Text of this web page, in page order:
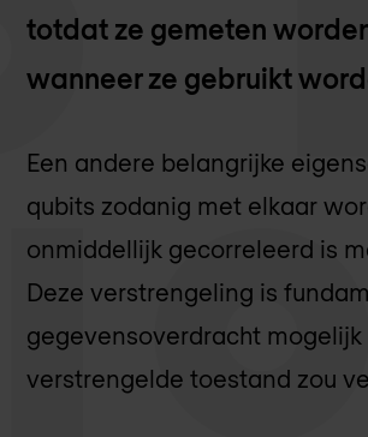
totdat ze gemeten
wanneer ze gebruikt
Een andere belangrijke
qubits zodanig met elkaar
onmiddellijk gecorreleerd is
Deze verstrengeling is
gegevensoverdracht
verstrengelde toestand zou